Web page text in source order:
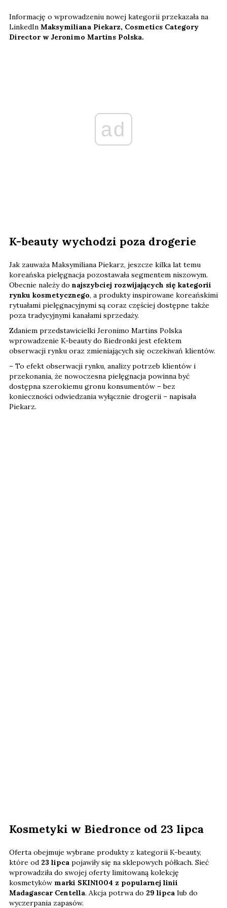
Informację o wprowadzeniu nowej kategorii przekazała na
LinkedIn Maksymiliana Piekarz, Cosmetics Category
Director w Jeronimo Martins Polska.
ad
K-beauty wychodzi poza drogerie
Jak zauważa Maksymiliana Piekarz, jeszcze kilka lat temu
koreańska pielęgnacja pozostawała segmentem niszowym.
Obecnie należy do najszybciej rozwijających się kategorii
rynku kosmetycznego, a produkty inspirowane koreańskimi
rytuałami pielęgnacyjnymi są coraz częściej dostępne także
poza tradycyjnymi kanałami sprzedaży.
Zdaniem przedstawicielki Jeronimo Martins Polska
wprowadzenie K-beauty do Biedronki jest efektem
obserwacji rynku oraz zmieniających się oczekiwań klientów.
– To efekt obserwacji rynku, analizy potrzeb klientów i
przekonania, że nowoczesna pielęgnacja powinna być
dostępna szerokiemu gronu konsumentów – bez
konieczności odwiedzania wyłącznie drogerii – napisała
Piekarz.
Kosmetyki w Biedronce od 23 lipca
Oferta obejmuje wybrane produkty z kategorii K-beauty,
które od 23 lipca pojawiły się na sklepowych półkach. Sieć
wprowadziła do swojej oferty limitowaną kolekcję
kosmetyków marki SKIN1004 z popularnej linii
Madagascar Centella. Akcja potrwa do 29 lipca lub do
wyczerpania zapasów.